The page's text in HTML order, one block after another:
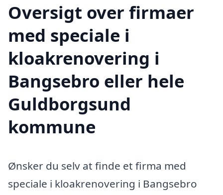
Oversigt over firmaer
med speciale i
kloakrenovering i
Bangsebro eller hele
Guldborgsund
kommune
Ønsker du selv at finde et firma med
speciale i kloakrenovering i Bangsebro